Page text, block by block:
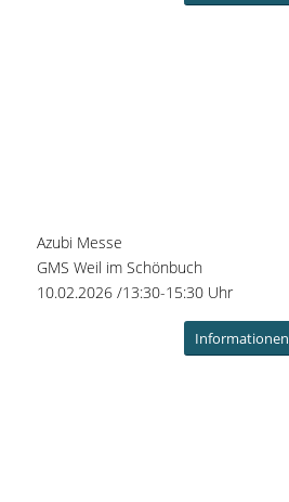
Azubi Messe
GMS Weil im Schönbuch
10.02.2026 /13:30-15:30 Uhr
Informationen